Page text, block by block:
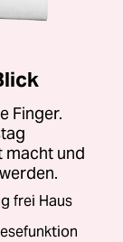
Finger.
macht und
frei Haus